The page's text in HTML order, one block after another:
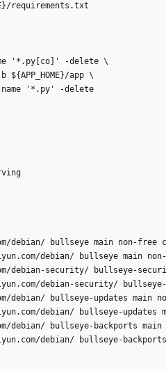
requirements.txt
'*.py[co]' -delete \
${APP_HOME}/app \
'*.py' -delete
debian/ bullseye main non-free
debian/ bullseye main
debian-security/ bullseye-
debian-security/
debian/ bullseye-updates main
debian/ bullseye-updates
debian/ bullseye-backports
debian/ bullseye-